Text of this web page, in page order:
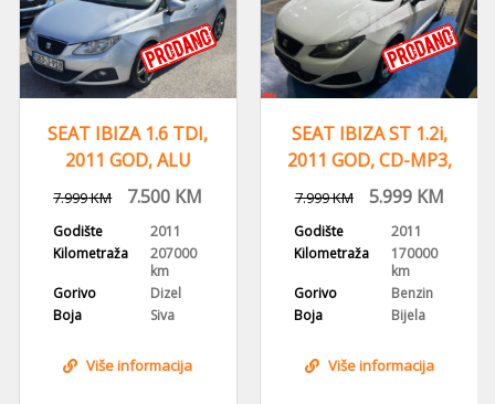
SEAT IBIZA 1.6 TDI,
2011 GOD, ALU
FELGE,KLIMA
7.999KM 7.500 KM
Godište
2011
Kilometraža
207000
km
Gorivo
Dizel
Boja
Siva
Više informacija
SEAT IBIZA ST 1.2i,
2011 GOD, CD-MP3,
KLIMA
7.999KM 5.999KM
Godište
2011
Kilometraža
170000
km
Gorivo
Benzin
Boja
Bijela
Više informacija